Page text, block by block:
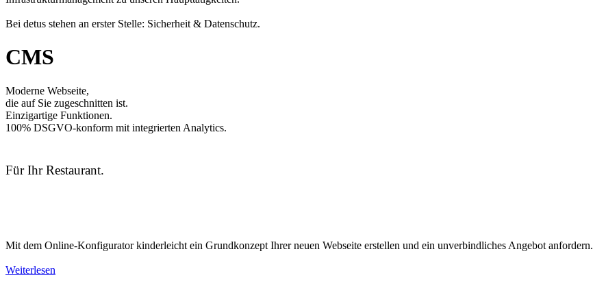
Bei detus stehen an erster Stelle: Sicherheit & Datenschutz.
CMS
Moderne Webseite,
die auf Sie zugeschnitten ist.
Einzigartige Funktionen.
100% DSGVO-konform mit integrierten Analytics.
FürIhr Restaurant.
Mit dem Online-Konfigurator kinderleicht ein Grundkonzept Ihrer neuen Webseite erstellen und ein unverbindliches Angebot anfordern.
Weiterlesen